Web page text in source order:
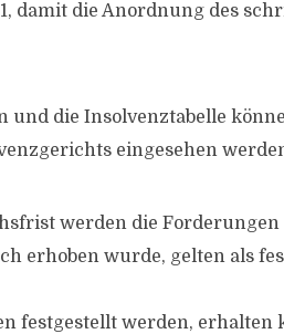
damit die Anordnung des
und die Insolvenztabelle
eingesehen
werden die
erhoben wurde, gelten als
festgestellt werden, erhalten